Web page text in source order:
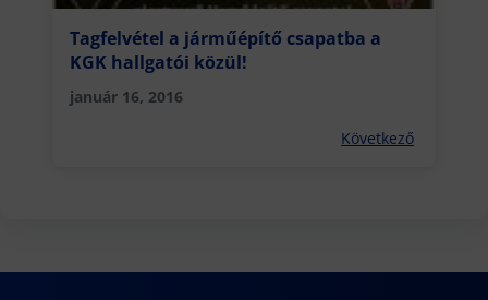
Tagfelvétel a járműépítő csapatba a
KGK hallgatói közül!
január 16, 2016
Következő